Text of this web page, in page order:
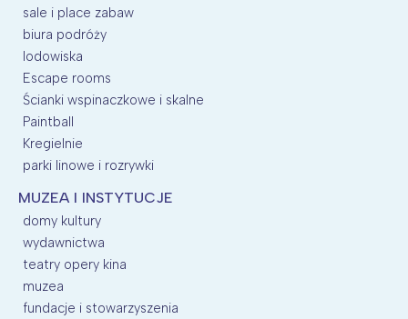
sale i place zabaw
biura podróży
lodowiska
Escape rooms
Ścianki wspinaczkowe i skalne
Paintball
Kregielnie
parki linowe i rozrywki
MUZEA I INSTYTUCJE
domy kultury
wydawnictwa
teatry opery kina
muzea
fundacje i stowarzyszenia